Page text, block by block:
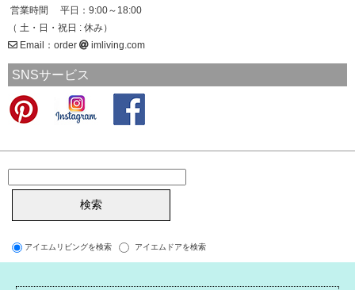
営業時間 平日：9:00～18:00
（ 土・日・祝日 : 休み）
Email：order
imliving.com
SNSサービス
アイエムリビングを検索 アイエムドアを検索